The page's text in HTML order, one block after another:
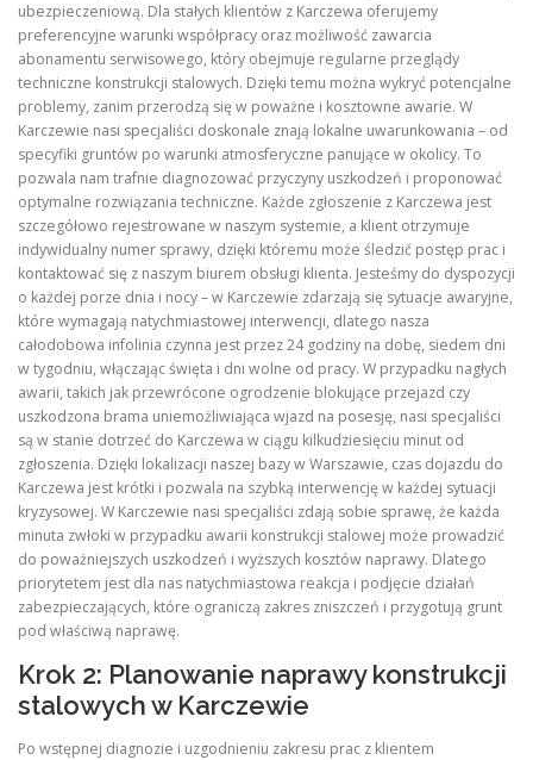
ubezpieczeniową. Dla stałych klientów z Karczewa oferujemy
preferencyjne warunki współpracy oraz możliwość zawarcia
abonamentu serwisowego, który obejmuje regularne przeglądy
techniczne konstrukcji stalowych. Dzięki temu można wykryć potencjalne
problemy, zanim przerodzą się w poważne i kosztowne awarie. W
Karczewie nasi specjaliści doskonale znają lokalne uwarunkowania – od
specyfiki gruntów po warunki atmosferyczne panujące w okolicy. To
pozwala nam trafnie diagnozować przyczyny uszkodzeń i proponować
optymalne rozwiązania techniczne. Każde zgłoszenie z Karczewa jest
szczegółowo rejestrowane w naszym systemie, a klient otrzymuje
indywidualny numer sprawy, dzięki któremu może śledzić postęp prac i
kontaktować się z naszym biurem obsługi klienta. Jesteśmy do dyspozycji
o każdej porze dnia i nocy – w Karczewie zdarzają się sytuacje awaryjne,
które wymagają natychmiastowej interwencji, dlatego nasza
całodobowa infolinia czynna jest przez 24 godziny na dobę, siedem dni
w tygodniu, włączając święta i dni wolne od pracy. W przypadku nagłych
awarii, takich jak przewrócone ogrodzenie blokujące przejazd czy
uszkodzona brama uniemożliwiająca wjazd na posesję, nasi specjaliści
są w stanie dotrzeć do Karczewa w ciągu kilkudziesięciu minut od
zgłoszenia. Dzięki lokalizacji naszej bazy w Warszawie, czas dojazdu do
Karczewa jest krótki i pozwala na szybką interwencję w każdej sytuacji
kryzysowej. W Karczewie nasi specjaliści zdają sobie sprawę, że każda
minuta zwłoki w przypadku awarii konstrukcji stalowej może prowadzić
do poważniejszych uszkodzeń i wyższych kosztów naprawy. Dlatego
priorytetem jest dla nas natychmiastowa reakcja i podjęcie działań
zabezpieczających, które ograniczą zakres zniszczeń i przygotują grunt
pod właściwą naprawę.
Krok 2: Planowanie naprawy konstrukcji
stalowych w Karczewie
Po wstępnej diagnozie i uzgodnieniu zakresu prac z klientem